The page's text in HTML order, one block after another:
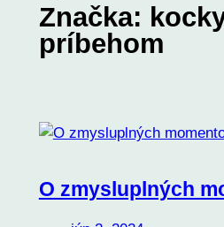
Značka:
príbehom
O zmysluplných